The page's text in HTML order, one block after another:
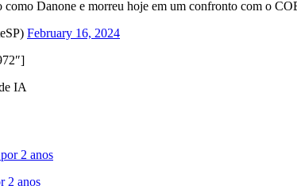
como Danone e morreu hoje em um confronto com o
February 16, 2024
IA
2 anos